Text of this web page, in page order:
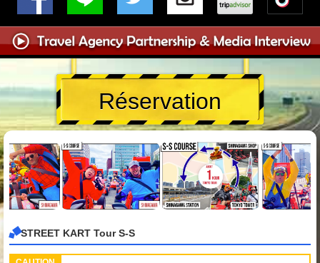
Réservation
STREET KART Tour S-S